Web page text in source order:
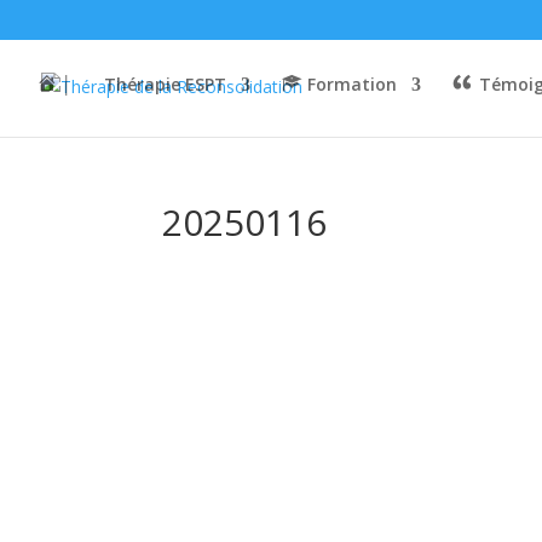
│ Thérapie ESPT Formation
20250116